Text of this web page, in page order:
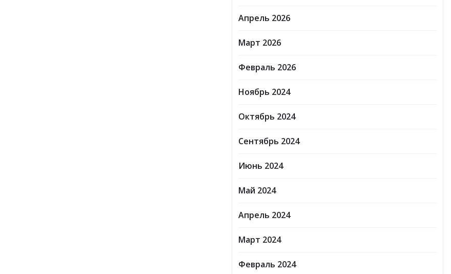
Апрель 2026
Март 2026
Февраль 2026
Ноябрь 2024
Октябрь 2024
Сентябрь 2024
Июнь 2024
Май 2024
Апрель 2024
Март 2024
Февраль 2024